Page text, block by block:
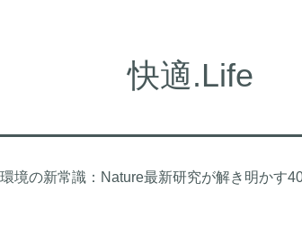
快適.Life
境の新常識：Nature最新研究が解き明かす